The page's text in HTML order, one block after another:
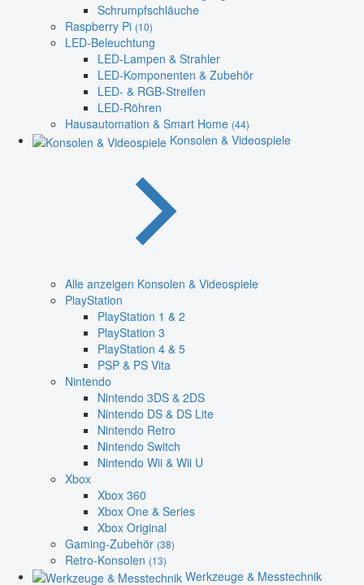
Schrumpfschläuche
Raspberry Pi (10)
LED-Beleuchtung
LED-Lampen & Strahler
LED-Komponenten & Zubehör
LED- & RGB-Streifen
LED-Röhren
Hausautomation & Smart Home (44)
Konsolen & Videospiele
Alle anzeigen Konsolen & Videospiele
PlayStation
PlayStation 1 & 2
PlayStation 3
PlayStation 4 & 5
PSP & PS Vita
Nintendo
Nintendo 3DS & 2DS
Nintendo DS & DS Lite
Nintendo Retro
Nintendo Switch
Nintendo Wii & Wii U
Xbox
Xbox 360
Xbox One & Series
Xbox Original
Gaming-Zubehör (38)
Retro-Konsolen (13)
Werkzeuge & Messtechnik